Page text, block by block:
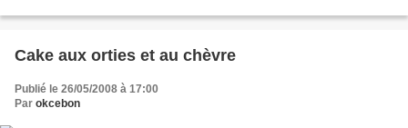
Cake aux orties et au chèvre
Publié le 26/05/2008 à 17:00
Par okcebon